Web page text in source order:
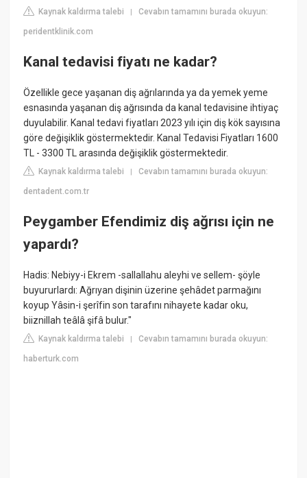
Kaynak kaldırma talebi |Cevabın tamamını burada okuyun:
peridentklinik.com
Kanal tedavisi fiyatı ne kadar?
Özellikle gece yaşanan diş ağrılarında ya da yemek yeme
esnasında yaşanan diş ağrısında da kanal tedavisine ihtiyaç
duyulabilir. Kanal tedavi fiyatları 2023 yılı için diş kök sayısına
göre değişiklik göstermektedir. Kanal Tedavisi Fiyatları 1600
TL - 3300 TL arasında değişiklik göstermektedir.
Kaynak kaldırma talebi |Cevabın tamamını burada okuyun:
dentadent.com.tr
Peygamber Efendimiz diş ağrısı için ne
yapardı?
Hadis: Nebiyy-i Ekrem -sallallahu aleyhi ve sellem- şöyle
buyururlardı: Ağrıyan dişinin üzerine şehâdet parmağını
koyup Yâsin-i şerîfin son tarafını nihayete kadar oku,
biiznillah teâlâ şifâ bulur."
Kaynak kaldırma talebi |Cevabın tamamını burada okuyun:
haberturk.com